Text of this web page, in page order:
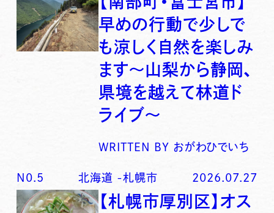
早めの行動で少しで
も涼しく自然を楽しみ
ます〜山梨から静岡、
県境を越えて林道ド
ライブ〜
WRITTEN BY おがわひでいち
N0. 5 北海道 -札幌市 2026.07.27
【札幌市厚別区】オス